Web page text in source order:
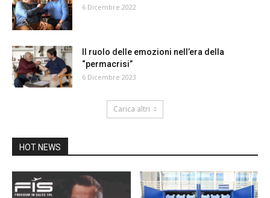
6 Dicembre 2022
Il ruolo delle emozioni nell’era della
“permacrisi”
6 Dicembre 2023
Carica altri
HOT NEWS